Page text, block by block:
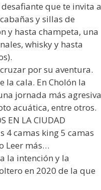
que te invita a
y sillas de
y hasta champeta, una
whisky y hasta
por su aventura.
la cala. En Cholón la
jornada más agresiva
acuática, entre otros.
EN LA CIUDAD
4 camas king 5 camas
Leer más…
la intención y la
en 2020 de la que